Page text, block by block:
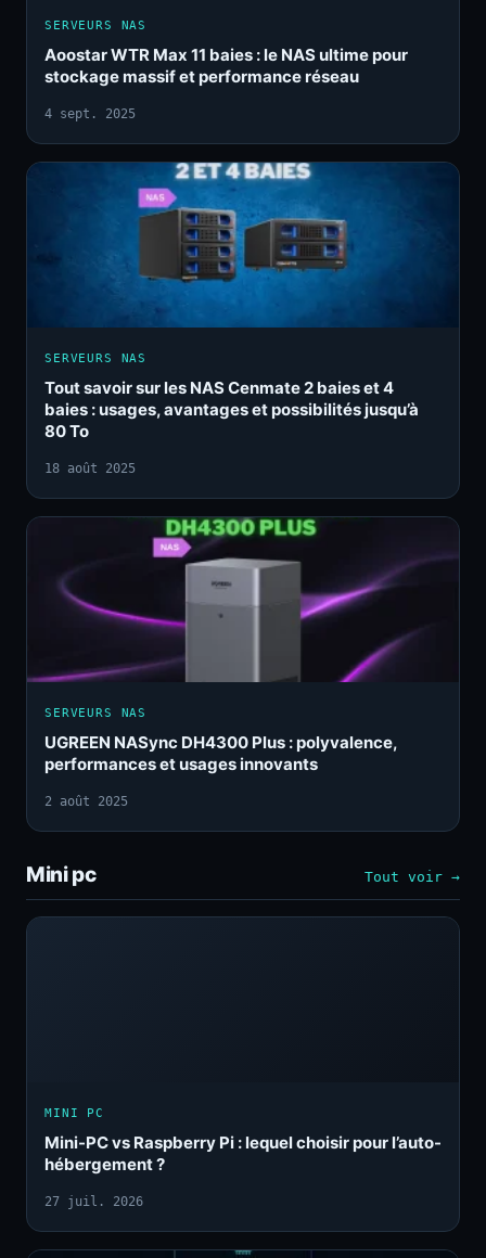
SERVEURS NAS
Aoostar WTR Max 11 baies : le NAS ultime pour
stockage massif et performance réseau
4 sept. 2025
SERVEURS NAS
Tout savoir sur les NAS Cenmate 2 baies et 4
baies : usages, avantages et possibilités jusqu’à
80 To
18 août 2025
SERVEURS NAS
UGREEN NASync DH4300 Plus : polyvalence,
performances et usages innovants
2 août 2025
Mini pc Tout voir →
MINI PC
Mini-PC vs Raspberry Pi : lequel choisir pour l’auto-
hébergement ?
27 juil. 2026